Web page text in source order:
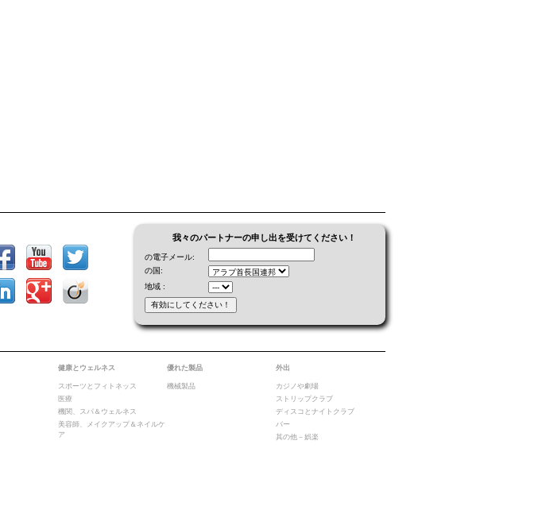
我々のパートナーの申し出を受けてください！
の電子メール:
の国:
地域 :
健康とウェルネス
スポーツとフィトネッス
医療
機関、スパ＆ウェルネス
美容師、メイクアップ＆ネイルケ
ア
優れた製品
機械製品
外出
カジノや劇場
ストリップクラブ
ディスコとナイトクラブ
バー
其の他－娯楽